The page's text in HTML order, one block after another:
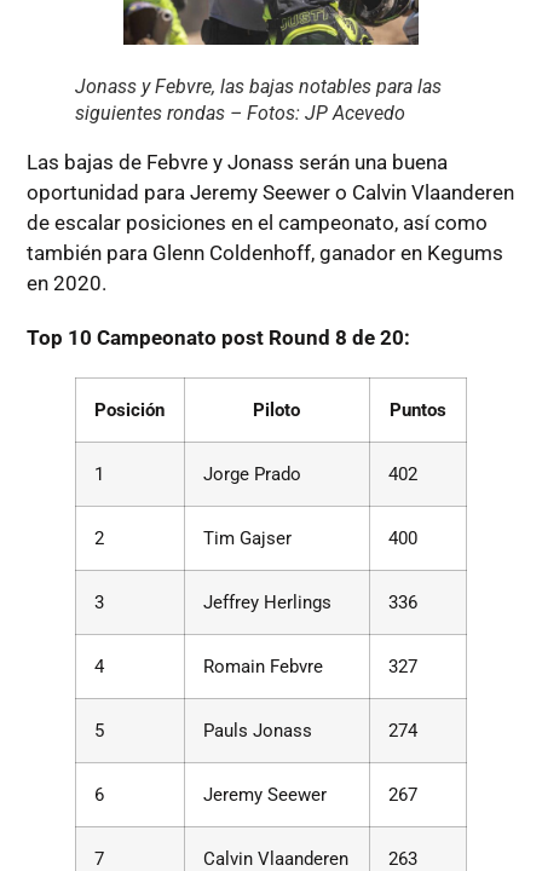
Jonass y Febvre, las bajas notables para las
siguientes rondas – Fotos: JP Acevedo
Las bajas de Febvre y Jonass serán una buena
oportunidad para Jeremy Seewer o Calvin Vlaanderen
de escalar posiciones en el campeonato, así como
también para Glenn Coldenhoff, ganador en Kegums
en 2020.
Top 10 Campeonato post Round 8 de 20:
Posición Piloto Puntos
1 Jorge Prado 402
2 Tim Gajser 400
3 Jeffrey Herlings 336
4 Romain Febvre 327
5 Pauls Jonass 274
6 Jeremy Seewer 267
7 Calvin Vlaanderen 263